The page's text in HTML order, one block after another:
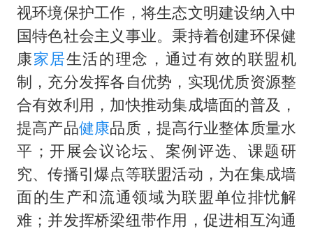
视环境保护工作，将生态文明建设纳入中
国特色社会主义事业。秉持着创建环保健
康家居生活的理念，通过有效的联盟机
制，充分发挥各自优势，实现优质资源整
合有效利用，加快推动集成墙面的普及，
提高产品健康品质，提高行业整体质量水
平；开展会议论坛、案例评选、课题研
究、传播引爆点等联盟活动，为在集成墙
面的生产和流通领域为联盟单位排忧解
难；并发挥桥梁纽带作用，促进相互沟通